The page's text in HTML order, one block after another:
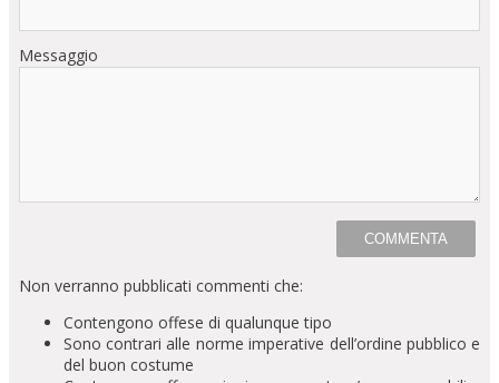
Messaggio
Non verranno pubblicati commenti che:
Contengono offese di qualunque tipo
Sono contrari alle norme imperative dell’ordine pubblico e
del buon costume